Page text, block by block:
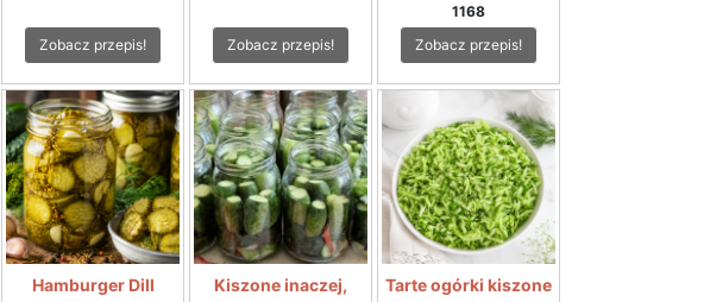
Zobacz przepis! Zobacz przepis!
1168
Zobacz przepis!
Hamburger Dill Kiszone inaczej, Tarte ogórki kiszone